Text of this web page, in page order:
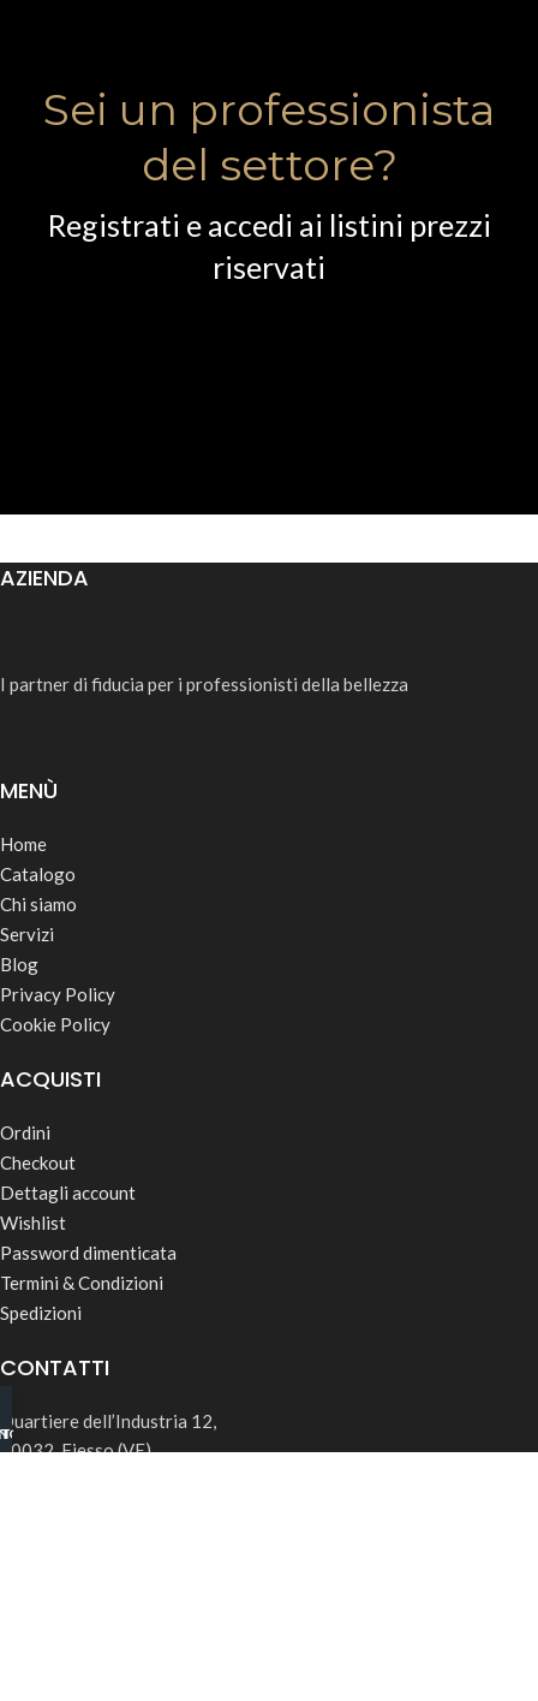
Sei un professionista
del settore?
Registrati e accedi ai listini prezzi
riservati
AZIENDA
I partner di fiducia per i professionisti della bellezza
MENÙ
Home
Catalogo
Chi siamo
Servizi
Blog
Privacy Policy
Cookie Policy
ACQUISTI
Ordini
Checkout
Dettagli account
Wishlist
Password dimenticata
Termini & Condizioni
Spedizioni
CONTATTI
Quartiere dell’Industria 12,
30032, Fiesso (VE)
B2B